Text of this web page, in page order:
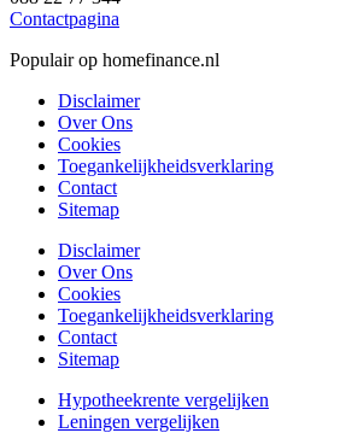
Contactpagina
Populair op homefinance.nl
Disclaimer
Over Ons
Cookies
Toegankelijkheidsverklaring
Contact
Sitemap
Disclaimer
Over Ons
Cookies
Toegankelijkheidsverklaring
Contact
Sitemap
Hypotheekrente vergelijken
Leningen vergelijken